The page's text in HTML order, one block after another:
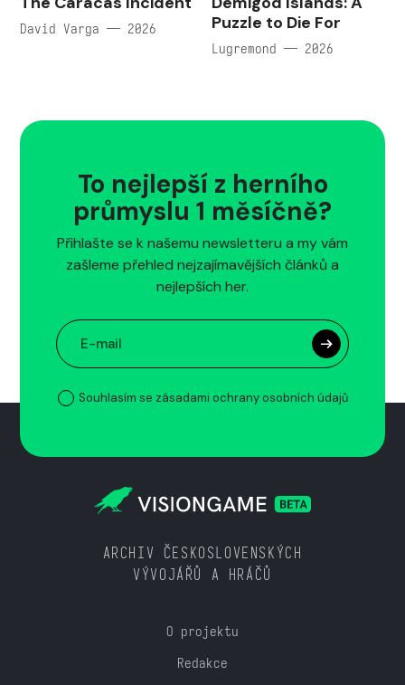
David Varga — 2026
Puzzle to Die For
Lugremond — 2026
To nejlepší z herního
průmyslu 1 měsíčně?
Přihlašte se k našemu newsletteru a my vám
zašleme přehled nejzajímavějších článků a
nejlepších her.
Souhlasím se zásadami ochrany osobních údajů
ARCHIV ČESKOSLOVENSKÝCH
VÝVOJÁŘŮ A HRÁČŮ
O projektu
Redakce